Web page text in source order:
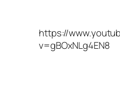
https://
v=gBOxNLg4EN8